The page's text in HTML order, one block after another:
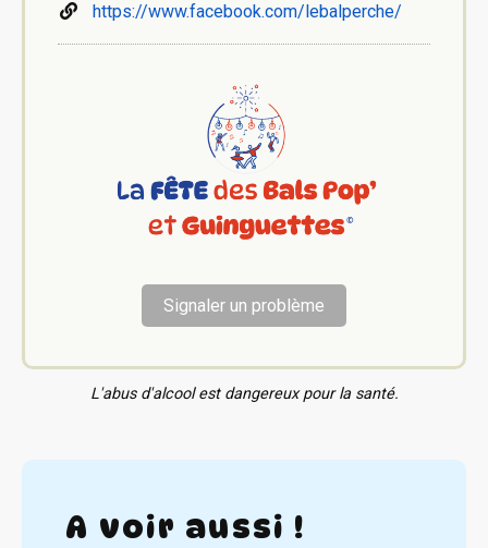
https://www.facebook.com/lebalperche/
Signaler un problème
L'abus d'alcool est dangereux pour la santé.
A voir aussi !